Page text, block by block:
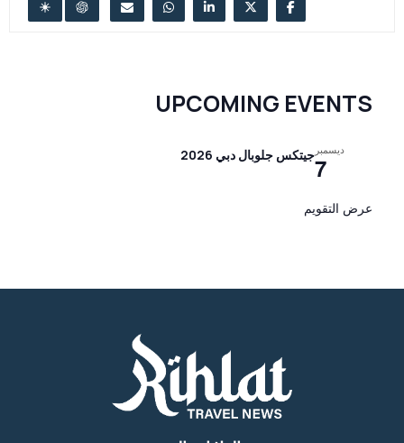
UPCOMING EVENTS
ديسمبر
7جيتكس جلوبال دبي 2026
عرض التقويم